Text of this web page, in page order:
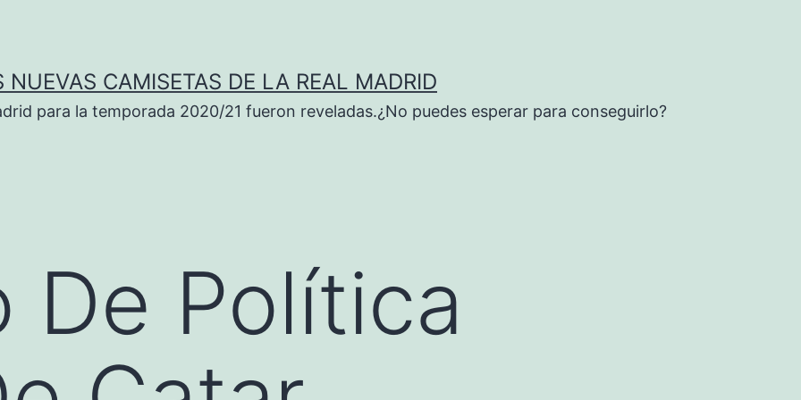
NUEVAS CAMISETAS DE LA REAL MADRID
para la temporada 2020/21 fueron reveladas.¿No puedes esperar para conseguirlo?
De Política